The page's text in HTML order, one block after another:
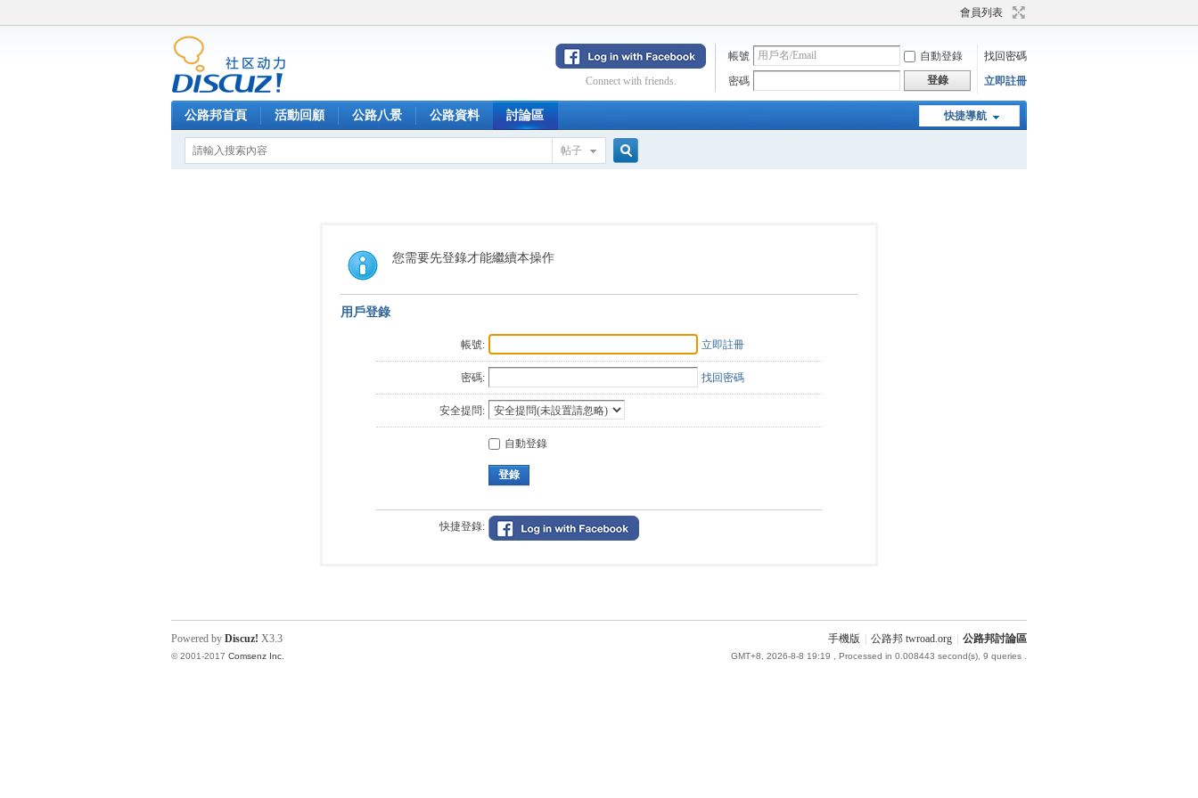
會員列表
帳號 自動登錄
找回密碼
密碼
登錄 立即註冊
Connect with friends.
快捷導航
公路邦首頁 活動回顧 公路八景 公路資料 討論區
帖子
您需要先登錄才能繼續本操作
用戶登錄
帳號: 立即註冊
密碼: 找回密碼
安全提問:
自動登錄
登錄
快捷登錄:
手機版 公路邦 twroad.org 公路邦討論區
GMT+8, 2026-8-8 19:19 , Processed in 0.008443 second(s), 9 queries .
Powered by Discuz! X3.3
© 2001-2017 Comsenz Inc.